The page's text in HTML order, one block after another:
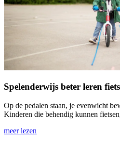
Spelenderwijs beter leren
Op de pedalen staan, je evenwicht
Kinderen die behendig kunnen
meer lezen